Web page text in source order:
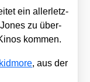
ein aller­letz­
zu über­
kom­men.
, aus der